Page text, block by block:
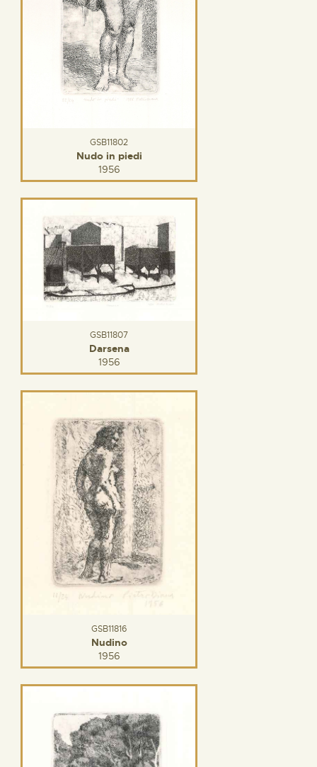
GSB11802
Nudo in piedi
1956
GSB11807
Darsena
1956
GSB11816
Nudino
1956